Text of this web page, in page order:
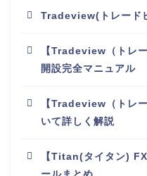
Tradeview(トレード
【Tradeview（トレ
開設完全マニュアル
【Tradeview（トレ
いて詳しく解説
【Titan(タイタン)